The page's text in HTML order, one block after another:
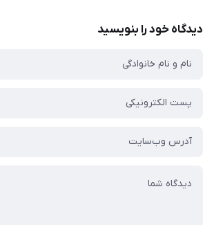
دیدگاه خود را بنویسید